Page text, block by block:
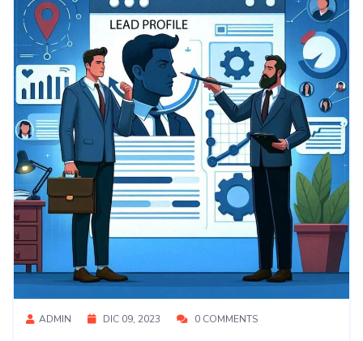
ADMIN DIC 09, 2023 0 COMMENTS